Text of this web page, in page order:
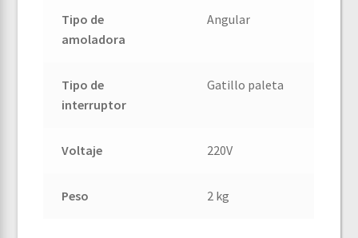
Tipo de
amoladora
Angular
Tipo de
interruptor
Gatillo paleta
Voltaje 220V
Peso 2 kg